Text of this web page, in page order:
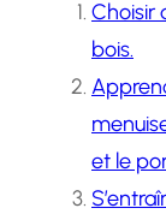
Choisir
bois.
et le